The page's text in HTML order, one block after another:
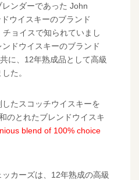
ンダーであった John
ウイスキーのブランド
ョイスで知られていまし
ドウイスキーのブランド
に、12年熟成品として高級
た。
たスコッチウイスキーを
のとれたブレンドウイスキ
blend of 100% choice
カーズは、12年熟成の高級